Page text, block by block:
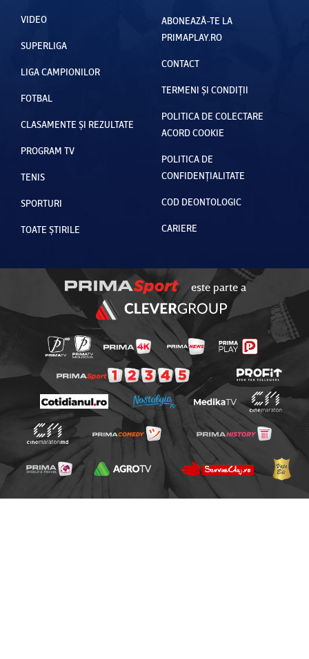
VIDEO
SUPERLIGA
LIGA CAMPIONILOR
FOTBAL
CLASAMENTE ȘI REZULTATE
PROGRAM TV
TENIS
SPORTURI
TOATE ȘTIRILE
ABONEAZĂ-TE LA
PRIMAPLAY.RO
CONTACT
TERMENI ȘI CONDIȚII
POLITICA DE COLECTARE
ACORD COOKIE
POLITICA DE
CONFIDENȚIALITATE
COD DEONTOLOGIC
CARIERE
este parte a